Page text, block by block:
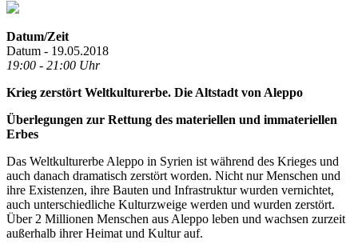
Datum/Zeit
Datum - 19.05.2018
19:00 - 21:00 Uhr
Krieg zerstört Weltkulturerbe. Die Altstadt von Aleppo
Überlegungen zur Rettung des materiellen und immateriellen
Erbes
Das Weltkulturerbe Aleppo in Syrien ist während des Krieges und
auch danach dramatisch zerstört worden. Nicht nur Menschen und
ihre Existenzen, ihre Bauten und Infrastruktur wurden vernichtet,
auch unterschiedliche Kulturzweige werden und wurden zerstört.
Über 2 Millionen Menschen aus Aleppo leben und wachsen zurzeit
außerhalb ihrer Heimat und Kultur auf.